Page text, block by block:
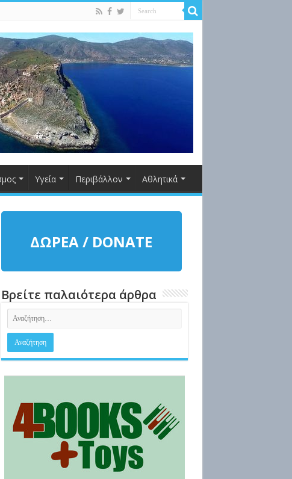
Υγεία Περιβάλλον Αθλητικά
ΔΩΡΕΑ / DONATE
Βρείτε παλαιότερα άρθρα